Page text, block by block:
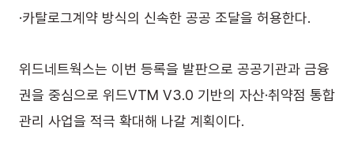
·카탈로그계약 방식의 신속한 공공 조달을 허용한다.
위드네트웍스는 이번 등록을 발판으로 공공기관과 금융
권을 중심으로 위드VTM V3.0 기반의 자산·취약점 통합
관리 사업을 적극 확대해 나갈 계획이다.